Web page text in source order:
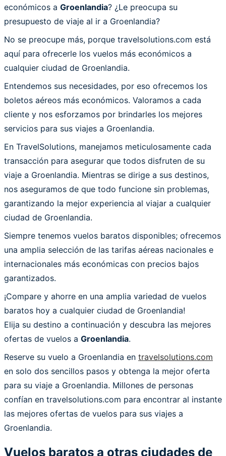
económicos a Groenlandia? ¿Le preocupa su
presupuesto de viaje al ir a Groenlandia?
No se preocupe más, porque travelsolutions.com está
aquí para ofrecerle los vuelos más económicos a
cualquier ciudad de Groenlandia.
Entendemos sus necesidades, por eso ofrecemos los
boletos aéreos más económicos. Valoramos a cada
cliente y nos esforzamos por brindarles los mejores
servicios para sus viajes a Groenlandia.
En TravelSolutions, manejamos meticulosamente cada
transacción para asegurar que todos disfruten de su
viaje a Groenlandia. Mientras se dirige a sus destinos,
nos aseguramos de que todo funcione sin problemas,
garantizando la mejor experiencia al viajar a cualquier
ciudad de Groenlandia.
Siempre tenemos vuelos baratos disponibles; ofrecemos
una amplia selección de las tarifas aéreas nacionales e
internacionales más económicas con precios bajos
garantizados.
¡Compare y ahorre en una amplia variedad de vuelos
baratos hoy a cualquier ciudad de Groenlandia!
Elija su destino a continuación y descubra las mejores
ofertas de vuelos a Groenlandia.
Reserve su vuelo a Groenlandia en travelsolutions.com
en solo dos sencillos pasos y obtenga la mejor oferta
para su viaje a Groenlandia. Millones de personas
confían en travelsolutions.com para encontrar al instante
las mejores ofertas de vuelos para sus viajes a
Groenlandia.
Vuelos baratos a otras ciudades de